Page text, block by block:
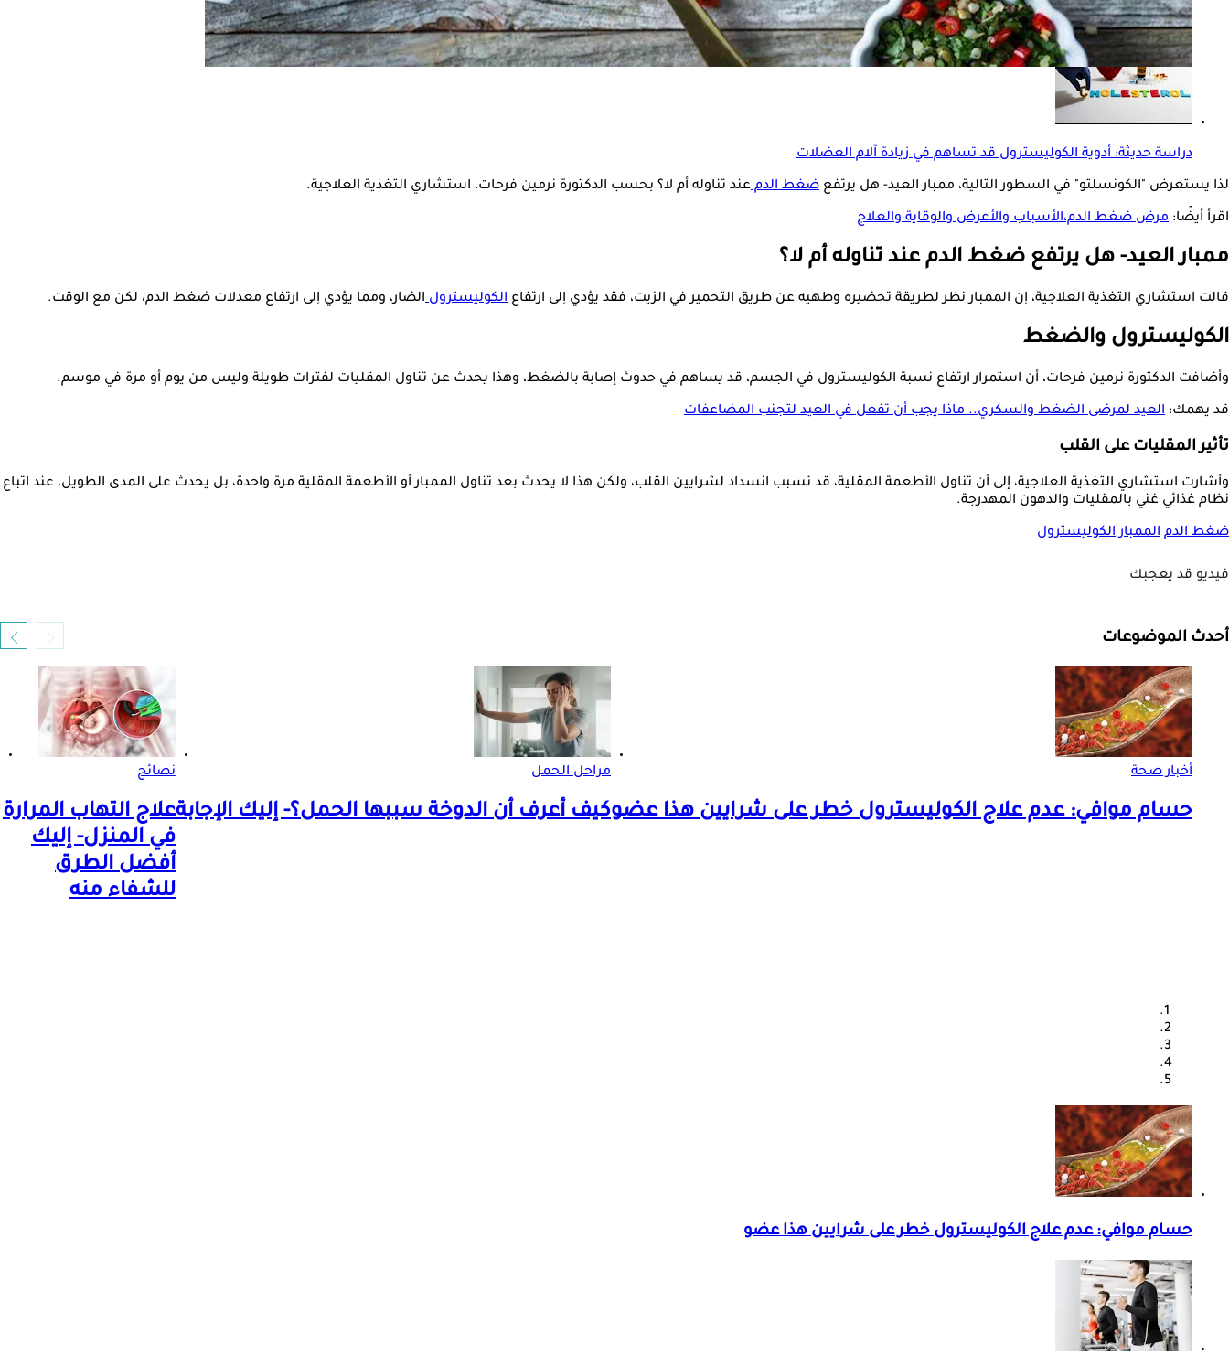
هل يسبب انخفاض الكوليسترول الجيد أعراضًا؟
دراسة حديثة: أدوية الكوليسترول قد تساهم في زيادة آلام العضلات
لذا يستعرض "الكونسلتو" في السطور التالية، ممبار العيد- هل يرتفع ضغط الدمعند تناوله أم لا؟ بحسب الدكتورة نرمين فرحات، استشاري التغذية العلاجية.
اقرأ أيضًا: مرض ضغط الدم،الأسباب والأعرض والوقاية والعلاج
ممبار العيد- هل يرتفع ضغط الدم عند تناوله أم لا؟
قالت استشاري التغذية العلاجية، إن الممبار نظر لطريقة تحضيره وطهيه عن طريق التحمير في الزيت، فقد يؤدي إلى ارتفاع الكوليسترولالضار، ومما يؤدي إلى ارتفاع معدلات ضغط الدم، لكن مع الوقت.
الكوليسترول والضغط
وأضافت الدكتورة نرمين فرحات، أن استمرار ارتفاع نسبة الكوليسترول في الجسم، قد يساهم في حدوث إصابة بالضغط، وهذا يحدث عن تناول المقليات لفترات طويلة وليس من يوم أو مرة في موسم.
قد يهمك: العيد لمرضى الضغط والسكري.. ماذا يجب أن تفعل في العيد لتجنب المضاعفات
تأثير المقليات على القلب
وأشارت استشاري التغذية العلاجية، إلى أن تناول الأطعمة المقلية، قد تسبب انسداد لشرايين القلب، ولكن هذا لا يحدث بعد تناول الممبار أو الأطعمة المقلية مرة واحدة، بل يحدث على المدى الطويل، عند اتباع
نظام غذائي غني بالمقليات والدهون المهدرجة.
ضغط الدم الممبار الكوليسترول
فيديو قد يعجبك
أحدث الموضوعات
أخبار صحة
حسام موافي: عدم علاج الكوليسترول خطر على شرايين هذا عضو
مراحل الحمل
كيف أعرف أن الدوخة سببها الحمل؟- إليك الإجابة
نصائح
علاج التهاب المرارة
في المنزل- إليك
أفضل الطرق
للشفاء منه
حسام موافي: عدم علاج الكوليسترول خطر على شرايين هذا عضو